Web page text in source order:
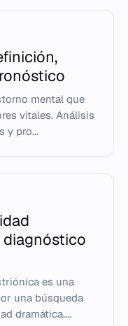
mental que
vitales. Análisis
y pro...
es una
una búsqueda
dramática....